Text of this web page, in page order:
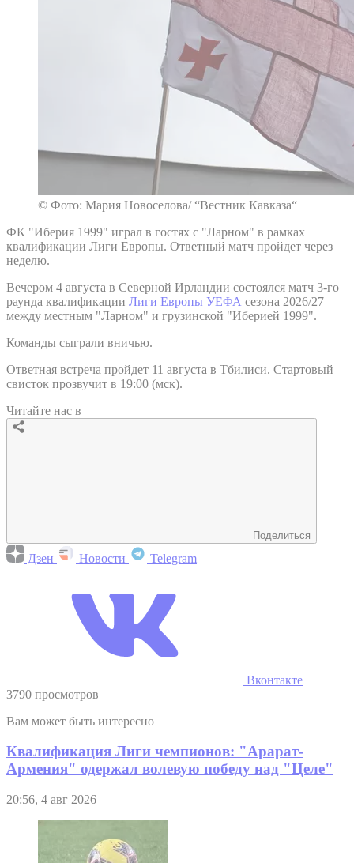
© Фото: Мария Новоселова/ “Вестник Кавказа“
ФК "Иберия 1999" играл в гостях с "Ларном" в рамках
квалификации Лиги Европы. Ответный матч пройдет через
неделю.
Вечером 4 августа в Северной Ирландии состоялся матч 3-го
раунда квалификации Лиги Европы УЕФА сезона 2026/27
между местным "Ларном" и грузинской "Иберией 1999".
Команды сыграли вничью.
Ответная встреча пройдет 11 августа в Тбилиси. Стартовый
свисток прозвучит в 19:00 (мск).
Читайте нас в
Поделиться
Дзен Новости Telegram
Вконтакте
3790 просмотров
Вам может быть интересно
Квалификация Лиги чемпионов: "Арарат-
Армения" одержал волевую победу над "Целе"
20:56, 4 авг 2026